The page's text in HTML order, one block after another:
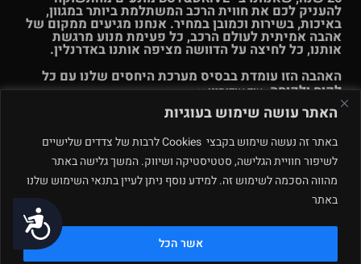
נגישות
האתר עושה שימוש בעוגיות
באתר זה נעשה שימוש בקבצי Cookies לרבות של צדדים שלישיים
לשיפור חוויית הגלישה, סטטיסטיקה ושיווק. המשך גלישה באתר
מהווה הסכמה לשימוש זה. למידע נוסף ניתן לעיין בתנאי השימוש שלנו
באתר
אשר הכל
להעניק לכם את חווית הרכב המשתלמת ביותר במגוון,
באיכות, בשירות וכמובן במחיר. אנחנו מגיעים ממקום של
אהבה אמיתית לעולם הרכב, כל פעימת מנוע מרגשת
אותנו, כל לחיצה על הדוושה מציפה אותנו באדרנלין.
האהבה הזו עומדת בבסיס מערכת היחסים שלנו עם כל
לקוח ולקוחה.עוד אודותינו >>
© Buy & Drive 2004-2026. כל הזכויות באתר זה שמורות. |
תקנון
תנאי שימוש|מדיניות פרטיות – ינואר 2026
רחוב המלאכה 4, מתחם
פולג, נתניה. ט.ל.ח.